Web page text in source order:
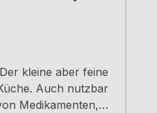
kleine aber feine
Auch nutzbar
Medikamenten,